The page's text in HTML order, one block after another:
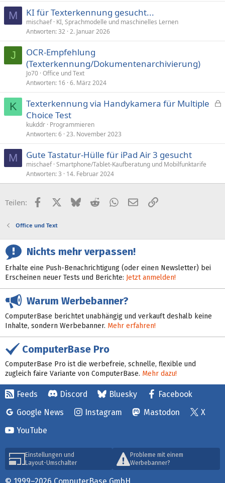
M KI für Texterkennung gesucht...
mischaef KI, Sprachmodelle und maschinelles Lernen
Antworten 32 2. Januar 2026
J
OCR-Empfehlung
(Texterkennung/Dokumentenarchivierung)
Jo70 Office und Text
Antworten 16 6. März 2024
K
e
Texterkennung via Handykamera für Multiple
Choice Test
kukddr Programmieren
Antworten 6 23. November 2023
M Gute Tastatur-Hülle für iPad Air 3 gesucht
mischaef Smartphone/Tablet-Kaufberatung und Mobilfunktarife
Antworten 3 14. Februar 2024
Teilen: FacebookX (Twitter)
BlueskyRedditWhatsApp
E-MailLink
Office und Text
Nichts mehr verpassen!
Erhalte eine Push-Benachrichtigung (oder einen Newsletter) bei
Erscheinen neuer Tests und Berichte: Jetzt anmelden!
Warum Werbebanner?
ComputerBase berichtet unabhängig und verkauft deshalb keine
Inhalte, sondern Werbebanner. Mehr erfahren!
ComputerBase Pro
ComputerBase Pro ist die werbefreie, schnelle, flexible und
zugleich faire Variante von ComputerBase. Mehr dazu!
Feeds Discord Bluesky
Facebook
Google News
Instagram Mastodon
X
YouTube
Einstellungen und
Layout-Umschalter
Probleme mit einem
Werbebanner?